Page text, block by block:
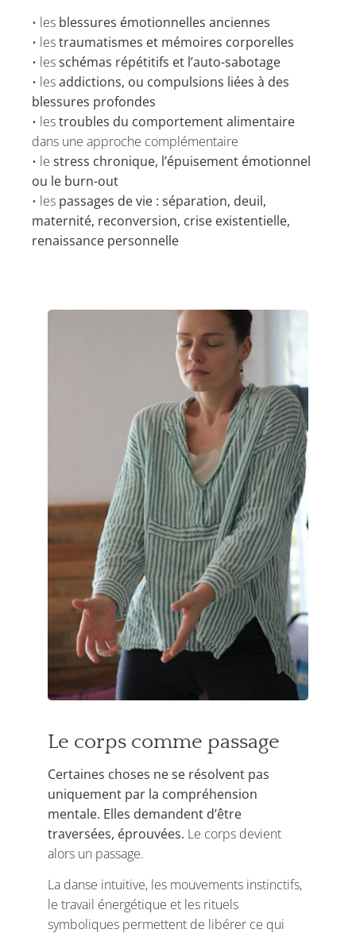
• les blessures émotionnelles anciennes
• lestraumatismes et mémoires corporelles
• lesschémas répétitifs et l’auto-sabotage
• lesaddictions, ou compulsions liées à des
blessures profondes
• lestroubles du comportement alimentaire
dans une approche complémentaire
• le stress chronique, l’épuisement émotionnel
ou le burn-out
• les passages de vie : séparation, deuil,
maternité, reconversion, crise existentielle,
renaissance personnelle
Le corps comme passage
Certaines choses ne se résolvent pas
uniquement par la compréhension
mentale. Elles demandent d’être
traversées, éprouvées. Le corps devient
alors un passage.
La danse intuitive, les mouvements instinctifs,
le travail énergétique et les rituels
symboliques permettent de libérer ce qui